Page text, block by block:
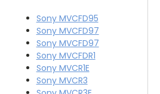
Sony MVCFD95
Sony MVCFD97
Sony MVCFD97
Sony MVCFDR1
Sony MVCR1E
Sony MVCR3